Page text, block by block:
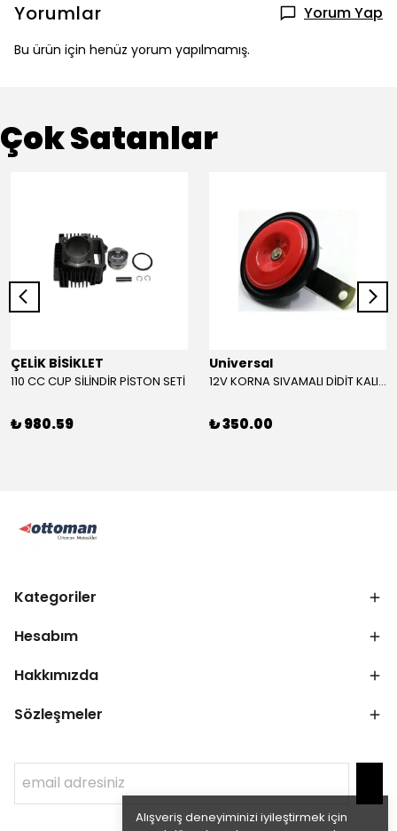
Alışveriş deneyiminizi iyileştirmek için
Yorumlar Yorum Yap
Bu ürün için henüz yorum yapılmamış.
Çok Satanlar
ÇELİK BİSİKLET
110 CC CUP SİLİNDİR PİSTON SETİ
₺ 980.59
Universal
12V KORNA SIVAMALI DİDİT KALIN SESLİ (KIRMIZI)
₺ 350.00
Kategoriler
Hesabım
Hakkımızda
Sözleşmeler